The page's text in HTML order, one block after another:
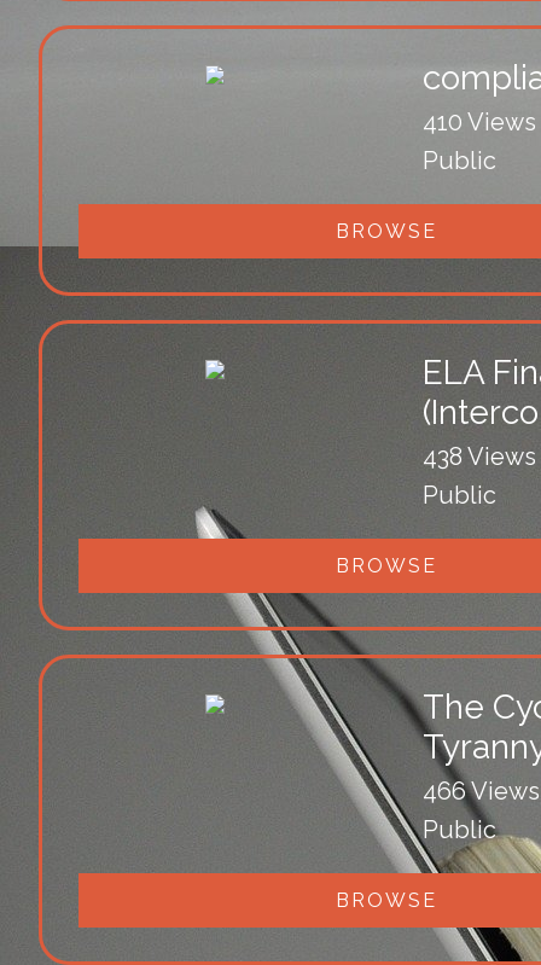
410 Views
Public
BROWSE
ELA
438 Views
Public
BROWSE
The
466 Views
Public
BROWSE